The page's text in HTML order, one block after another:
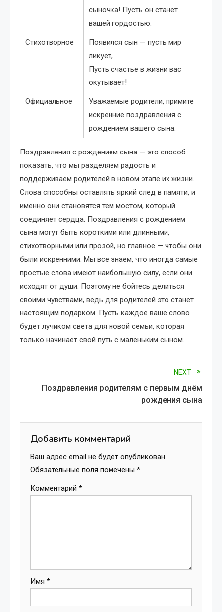
сыночка! Пусть он станет
вашей гордостью.
Стихотворное
Появился сын — пусть мир
ликует,
Пусть счастье в жизни вас
окутывает!
Официальное
Уважаемые родители, примите
искренние поздравления с
рождением вашего сына.
Поздравления с рождением сына — это способ
показать, что мы разделяем радость и
поддерживаем родителей в новом этапе их жизни.
Слова способны оставлять яркий след в памяти, и
именно они становятся тем мостом, который
соединяет сердца. Поздравления с рождением
сына могут быть короткими или длинными,
стихотворными или прозой, но главное — чтобы они
были искренними. Мы все знаем, что иногда самые
простые слова имеют наибольшую силу, если они
исходят от души. Поэтому не бойтесь делиться
своими чувствами, ведь для родителей это станет
настоящим подарком. Пусть каждое ваше слово
будет лучиком света для новой семьи, которая
только начинает свой путь с маленьким сыном.
articles
NEXT
Поздравления родителям с первым днём
рождения сына
Добавить комментарий
Ваш адрес email не будет опубликован.
Обязательные поля помечены *
Комментарий *
Имя *